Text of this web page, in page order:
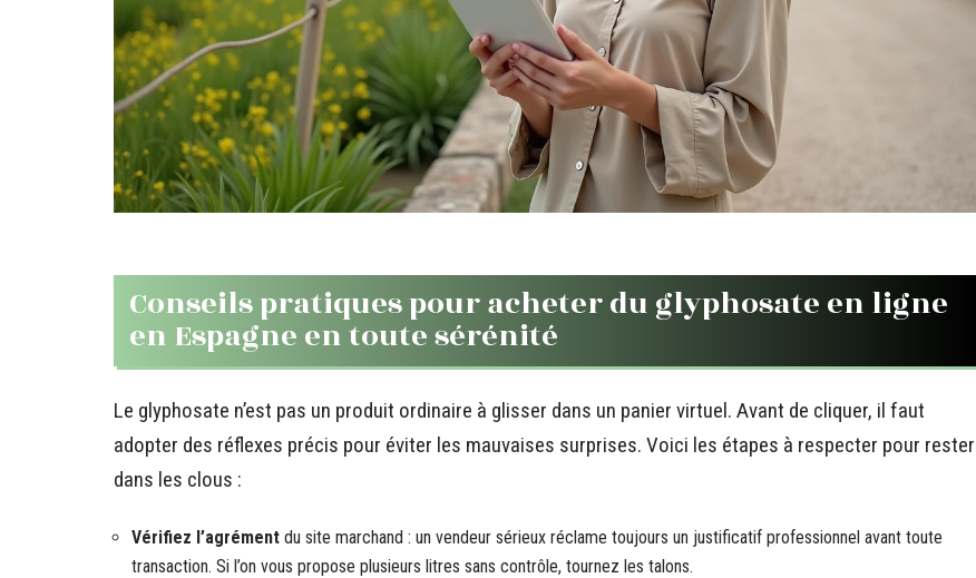
Conseils pratiques pour acheter du glyphosate en ligne
en Espagne en toute sérénité
Le glyphosate n’est pas un produit ordinaire à glisser dans un panier virtuel. Avant de cliquer, il faut
adopter des réflexes précis pour éviter les mauvaises surprises. Voici les étapes à respecter pour rester
dans les clous :
Vérifiez l’agrément du site marchand : un vendeur sérieux réclame toujours un justificatif professionnel avant toute
transaction. Si l’on vous propose plusieurs litres sans contrôle, tournez les talons.